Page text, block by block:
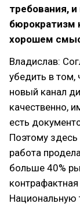
требования,
бюрократизм
хорошем
Владислав:
убедить в том,
новый канал
качественно,
есть
Поэтому
работа
больше 40%
Национальную